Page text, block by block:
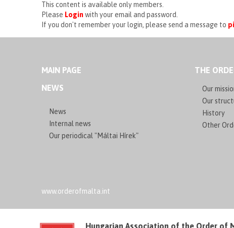
This content is available only members.
Please Loginwith your email and password.
If you don't remember your login, please send a message to
MAIN PAGE
NEWS
News
Internal news
Our periodical "Máltai Hírek"
THE
Our
Our
History
Other
www.orderofmalta.int
Hungarian Association of the Order of